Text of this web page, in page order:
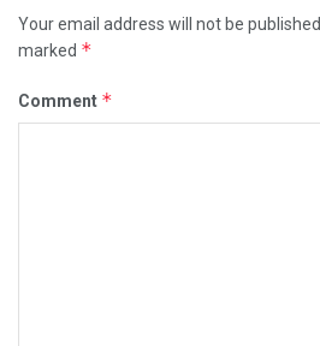
Your email address will not be published.
marked *
Comment *